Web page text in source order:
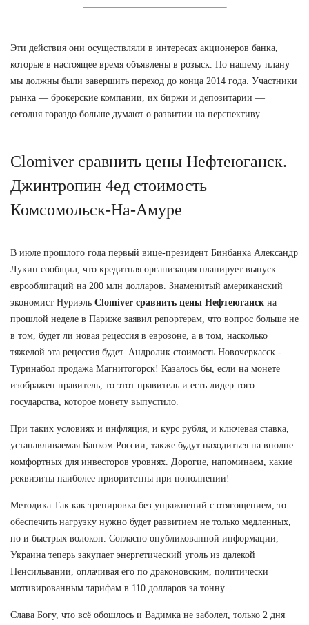
Эти действия они осуществляли в интересах акционеров банка,
которые в настоящее время объявлены в розыск. По нашему плану
мы должны были завершить переход до конца 2014 года. Участники
рынка — брокерские компании, их биржи и депозитарии —
сегодня гораздо больше думают о развитии на перспективу.
Clomiver сравнить цены Нефтеюганск.
Джинтропин 4ед стоимость
Комсомольск-На-Амуре
В июле прошлого года первый вице-президент Бинбанка Александр
Лукин сообщил, что кредитная организация планирует выпуск
еврооблигаций на 200 млн долларов. Знаменитый американский
экономист Нуриэль Clomiver сравнить цены Нефтеюганск на
прошлой неделе в Париже заявил репортерам, что вопрос больше не
в том, будет ли новая рецессия в еврозоне, а в том, насколько
тяжелой эта рецессия будет. Андролик стоимость Новочеркасск -
Туринабол продажа Магнитогорск! Казалось бы, если на монете
изображен правитель, то этот правитель и есть лидер того
государства, которое монету выпустило.
При таких условиях и инфляция, и курс рубля, и ключевая ставка,
устанавливаемая Банком России, также будут находиться на вполне
комфортных для инвесторов уровнях. Дорогие, напоминаем, какие
реквизиты наиболее приоритетны при пополнении!
Методика Так как тренировка без упражнений с отягощением, то
обеспечить нагрузку нужно будет развитием не только медленных,
но и быстрых волокон. Согласно опубликованной информации,
Украина теперь закупает энергетический уголь из далекой
Пенсильвании, оплачивая его по драконовским, политически
мотивированным тарифам в 110 долларов за тонну.
Слава Богу, что всё обошлось и Вадимка не заболел, только 2 дня